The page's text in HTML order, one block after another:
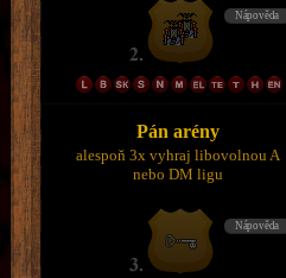
Pán arény
alespoň 3x vyhraj libovolnou A
nebo DM ligu